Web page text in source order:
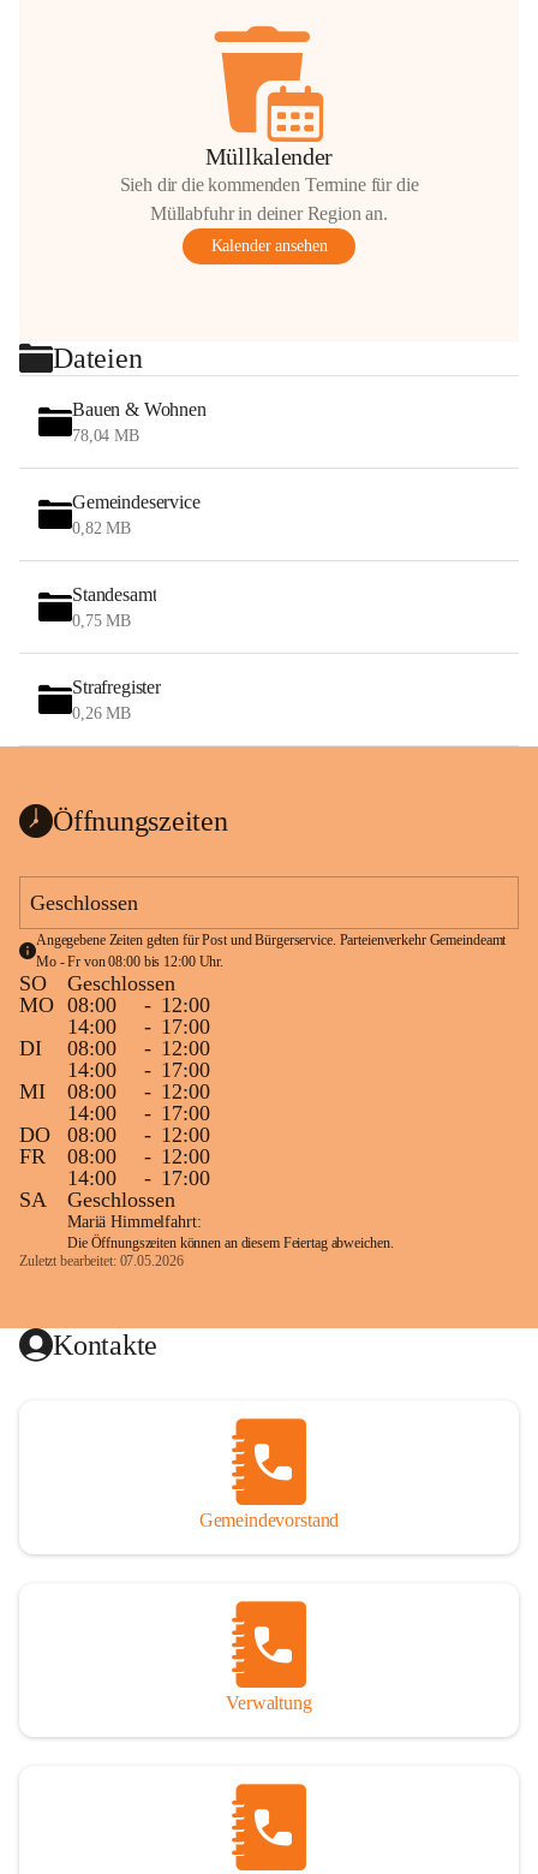
Müllkalender
Sieh dir die kommenden Termine für die
Müllabfuhr in deiner Region an.
Kalender ansehen
Dateien
Bauen & Wohnen
78,04 MB
Gemeindeservice
0,82 MB
Standesamt
0,75 MB
Strafregister
0,26 MB
Öffnungszeiten
Geschlossen
Angegebene Zeiten gelten für Post und Bürgerservice. Parteienverkehr Gemeindeamt
Mo - Fr von 08:00 bis 12:00 Uhr.
SO
Geschlossen
MO 08:00 - 12:00
14:00
- 17:00
DI
08:00 - 12:00
14:00
- 17:00
MI
08:00 - 12:00
14:00
- 17:00
DO
08:00 - 12:00
FR
08:00 - 12:00
14:00
- 17:00
SA
Geschlossen
Mariä Himmelfahrt:
Die Öffnungszeiten können an diesem Feiertag abweichen.
Zuletzt bearbeitet: 07.05.2026
Kontakte
Gemeindevorstand
Verwaltung